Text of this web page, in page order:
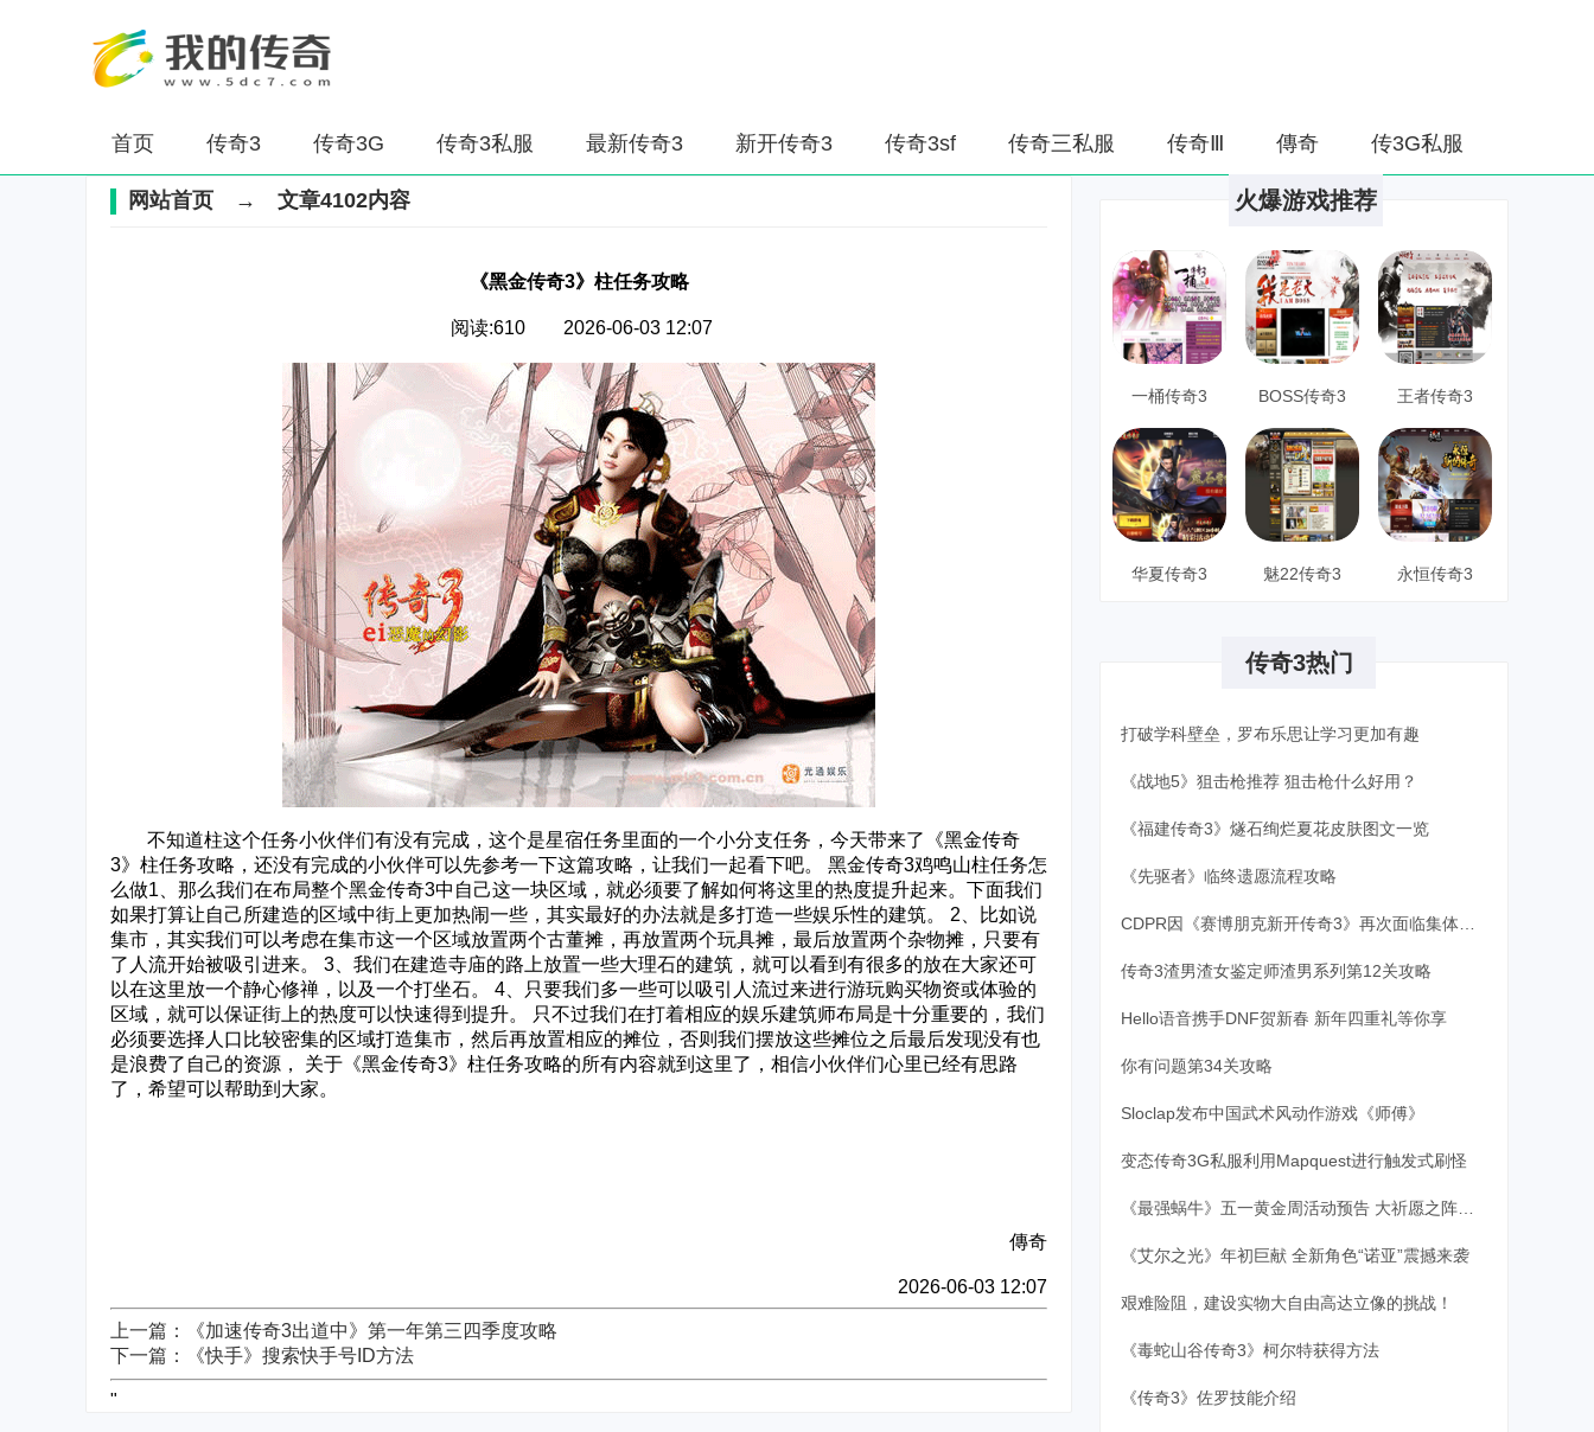
首页 传奇3 传奇3G 传奇3私服 最新传奇3 新开传奇3 传奇3sf 传奇三私服 传奇Ⅲ 傳奇 传3G私服
网站首页 → 文章4102内容
《黑金传奇3》柱任务攻略
阅读:610 2026-06-03 12:07
‌‍不知道柱这个任务小伙伴们有没有完成，这个是星宿任务里面的一个小分支任务，今天带来了《黑金传奇
3》柱任务攻略，还没有完成的小伙伴可以先参考一下这篇攻略，让我们一起看下吧。 黑金传奇3鸡鸣山柱任务怎
么做1、那么我们在布局整个黑金传奇3中自己这一块区域，就必须要了解如何将这里的热度提升起来。下面我们
如果打算让自己所建造的区域中街上更加热闹一些，其实最好的办法就是多打造一些娱乐性的建筑。 2、比如说
集市，其实我们可以考虑在集市这一个区域放置两个古董摊，再放置两个玩具摊，最后放置两个杂物摊，只要有
了人流开始被吸引进来。 3、我们在建造寺庙的路上放置一些大理石的建筑，就可以看到有很多的放在大家还可
以在这里放一个静心修禅，以及一个打坐石。 4、只要我们多一些可以吸引人流过来进行游玩购买物资或体验的
区域，就可以保证街上的热度可以快速得到提升。 只不过我们在打着相应的娱乐建筑师布局是十分重要的，我们
必须要选择人口比较密集的区域打造集市，然后再放置相应的摊位，否则我们摆放这些摊位之后最后发现没有也
是浪费了自己的资源， 关于《黑金传奇3》柱任务攻略的所有内容就到这里了，相信小伙伴们心里已经有思路
了，希望可以帮助到大家。
傳奇
2026-06-03 12:07
上一篇：《加速传奇3出道中》第一年第三四季度攻略
下一篇：《快手》搜索快手号ID方法
"
火爆游戏推荐
一桶传奇3 BOSS传奇3 王者传奇3
华夏传奇3 魅22传奇3 永恒传奇3
传奇3热门
打破学科壁垒，罗布乐思让学习更加有趣
《战地5》狙击枪推荐 狙击枪什么好用？
《福建传奇3》燧石绚烂夏花皮肤图文一览
《先驱者》临终遗愿流程攻略
CDPR因《赛博朋克新开传奇3》再次面临集体诉讼
传奇3渣男渣女鉴定师渣男系列第12关攻略
Hello语音携手DNF贺新春 新年四重礼等你享
你有问题第34关攻略
Sloclap发布中国武术风动作游戏《师傅》
变态传奇3G私服利用Mapquest进行触发式刷怪
《最强蜗牛》五一黄金周活动预告 大祈愿之阵开启
《艾尔之光》年初巨献 全新角色“诺亚”震撼来袭
艰难险阻，建设实物大自由高达立像的挑战！
《毒蛇山谷传奇3》柯尔特获得方法
《传奇3》佐罗技能介绍